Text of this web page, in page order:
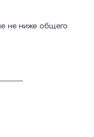
не ниже общего